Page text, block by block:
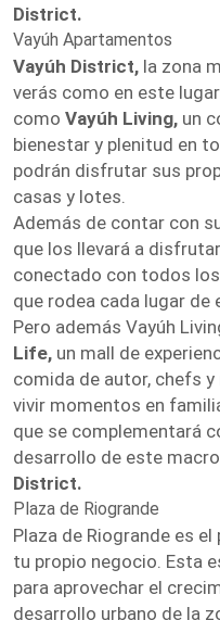
District.
Vayúh Apartamentos
Vayúh District, la zona
verás como en este
como Vayúh Living, un
bienestar y plenitud en
podrán disfrutar sus
casas y lotes.
Además de contar con
que los llevará a
conectado con todos
que rodea cada lugar de
Pero además Vayúh
Life, un mall de
comida de autor, chefs
vivir momentos en
que se complementará
desarrollo de este
District.
Plaza de Riogrande
Plaza de Riogrande es
tu propio negocio. Esta
para aprovechar el
desarrollo urbano de la